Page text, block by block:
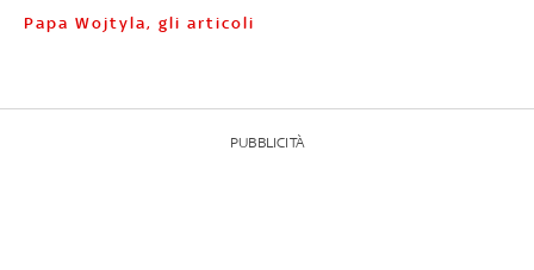
Papa Wojtyla, gli articoli
PUBBLICITÀ